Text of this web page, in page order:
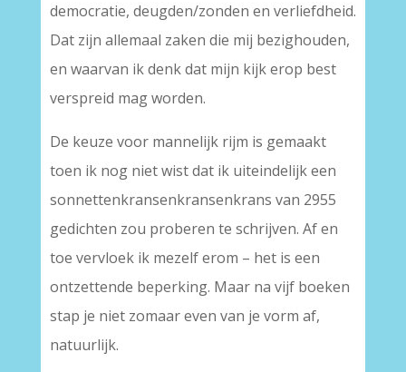
democratie, deugden/zonden en verliefdheid.
Dat zijn allemaal zaken die mij bezighouden,
en waarvan ik denk dat mijn kijk erop best
verspreid mag worden.
De keuze voor mannelijk rijm is gemaakt
toen ik nog niet wist dat ik uiteindelijk een
sonnettenkransenkransenkrans van 2955
gedichten zou proberen te schrijven. Af en
toe vervloek ik mezelf erom – het is een
ontzettende beperking. Maar na vijf boeken
stap je niet zomaar even van je vorm af,
natuurlijk.